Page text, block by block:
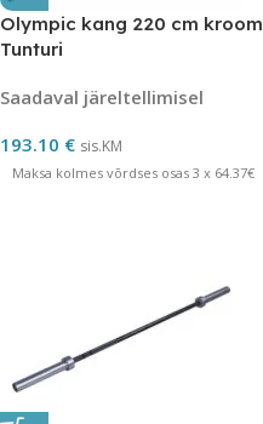
Olympic kang 220 cm kroom
Tunturi
Saadaval järeltellimisel
193.10 € sis.KM
Maksa kolmes võrdses osas 3 x 64.37€